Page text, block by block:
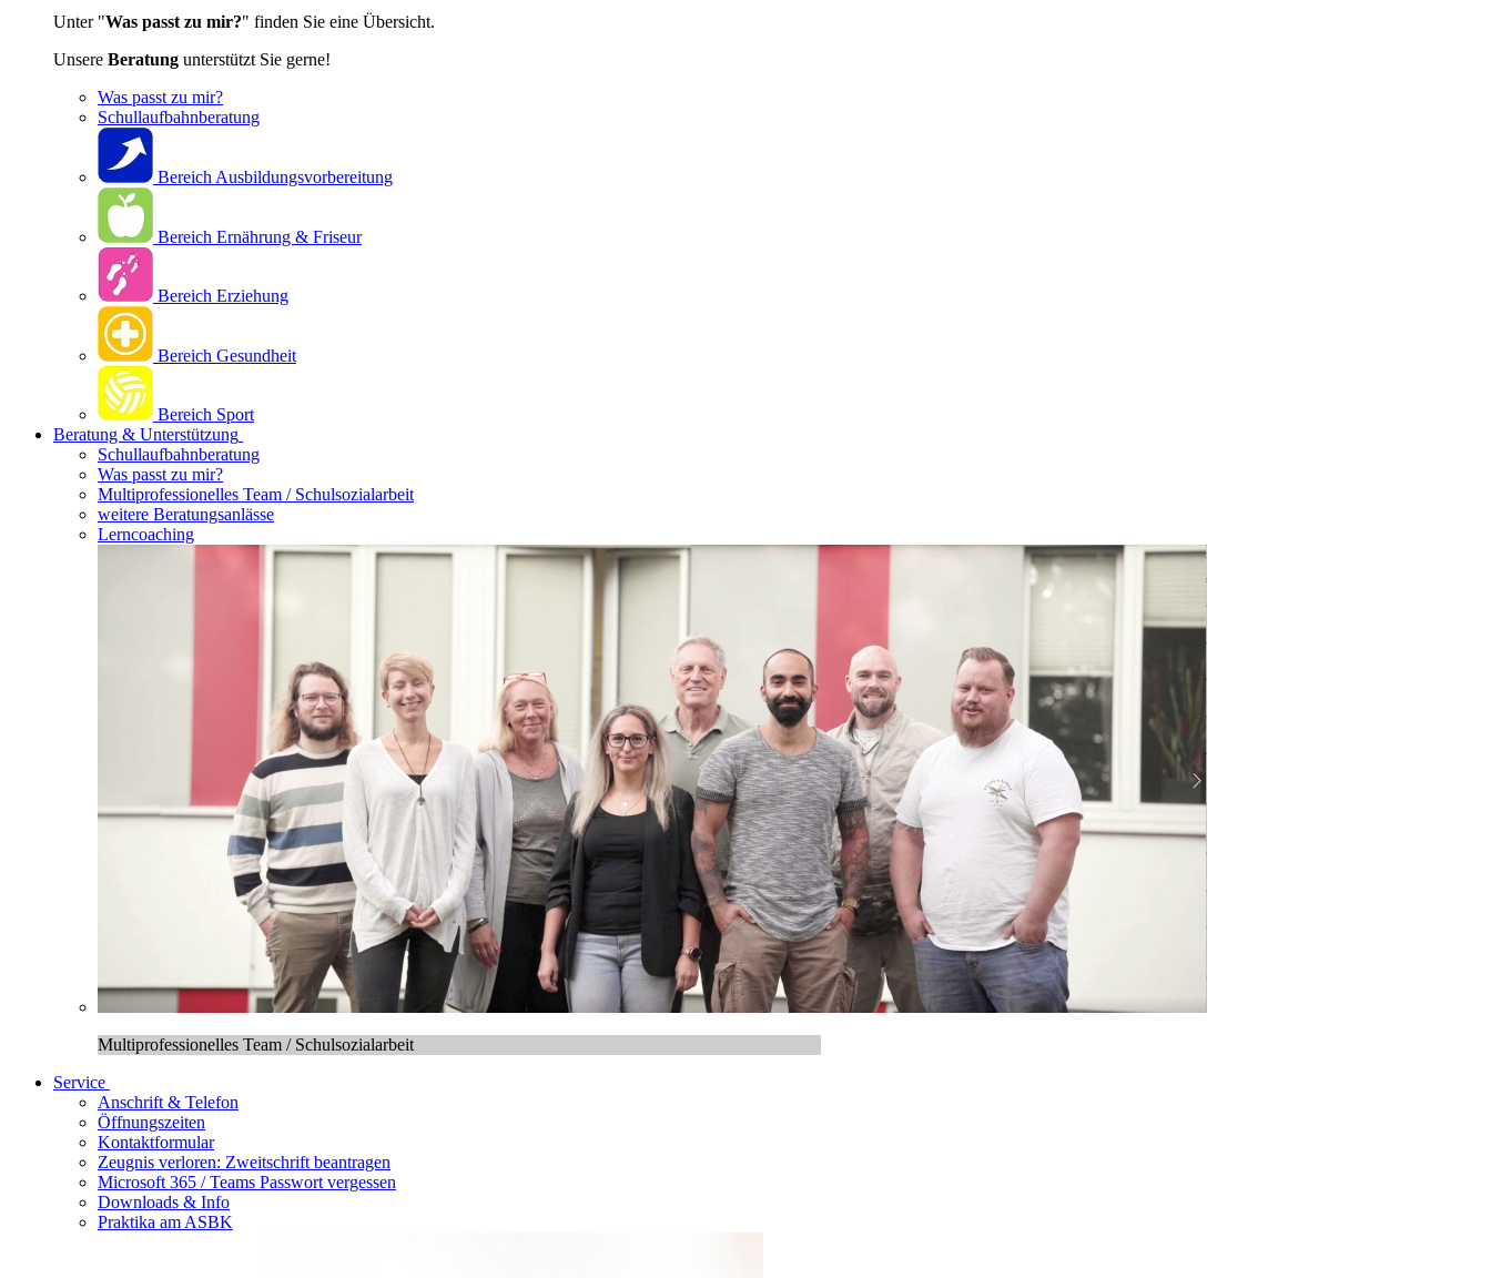
Unter "Was passt zu mir?" finden Sie eine Übersicht.
Unsere Beratung unterstützt Sie gerne!
Was passt zu mir?
Schullaufbahnberatung
Bereich Ausbildungsvorbereitung
Bereich Ernährung & Friseur
Bereich Erziehung
Bereich Gesundheit
Bereich Sport
Beratung & Unterstützung
Schullaufbahnberatung
Was passt zu mir?
Multipro­fessionelles Team / Schulsozialarbeit
weitere Beratungsanlässe
Lerncoaching
Multiprofessionelles Team / Schulsozialarbeit
Service
Anschrift & Telefon
Öffnungszeiten
Kontaktformular
Zeugnis verloren: Zweitschrift beantragen
Microsoft 365 / Teams Passwort vergessen
Downloads & Info
Praktika am ASBK